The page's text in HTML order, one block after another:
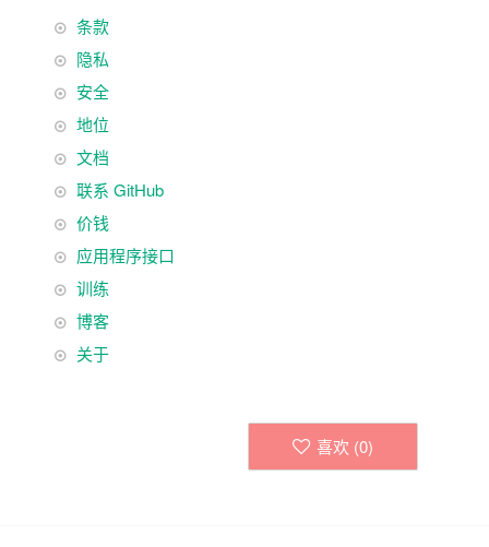
页
脚
导
条款
隐私
安全
地位
文档
联系 GitHub
价钱
应用程序接口
训练
博客
关于
喜欢 (0)